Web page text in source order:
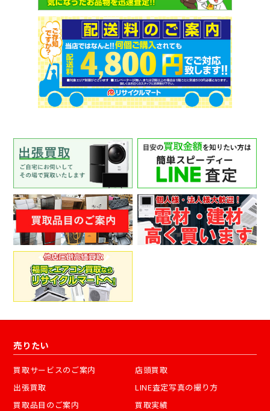
売りたい
買取サービスのご案内
店頭買取
出張買取
LINE査定写真の撮り方
買取品目のご案内
買取実績